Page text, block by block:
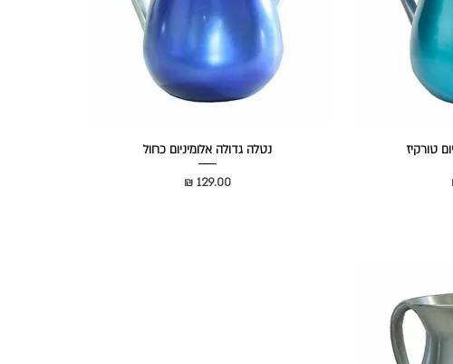
טורקיז
נטלה גדולה אלומיניום כחול
מחיר‏129.00 ‏₪